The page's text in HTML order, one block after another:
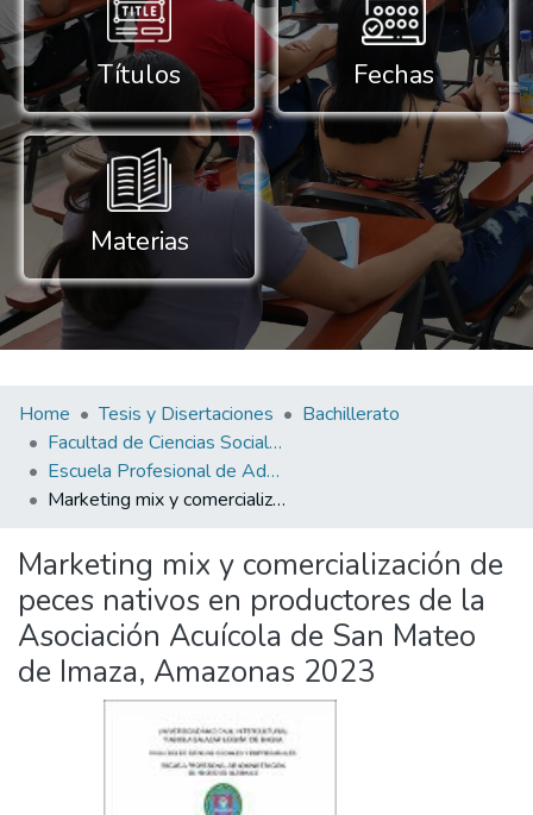
Títulos Fechas
Materias
Home Tesis y Disertaciones
Bachillerato
Facultad de Ciencias Sociales y Empresariales
Escuela Profesional de Administración de Negocios Globales
Marketing mix y comercialización de peces nativos en productores de la Asociación Acuícola de San Mateo de Imaza, Amazonas 2023
Marketing mix y comercialización de
peces nativos en productores de la
Asociación Acuícola de San Mateo
de Imaza, Amazonas 2023